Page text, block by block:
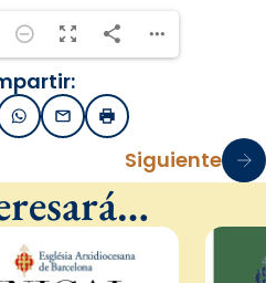
WhatsApp
EmailImprimir
Siguiente